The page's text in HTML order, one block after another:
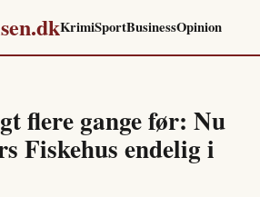
KrimiSportBusinessOpinion
flere gange før: Nu
Fiskehus endelig i